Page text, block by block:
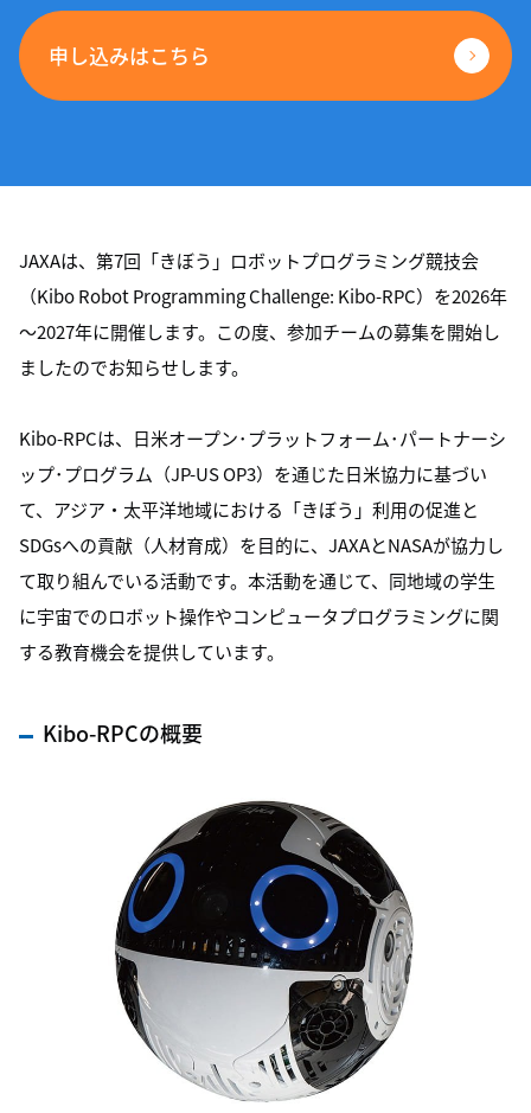
申し込みはこちら
JAXAは、第7回「きぼう」ロボットプログラミング競技会
（Kibo Robot Programming Challenge: Kibo-RPC）を2026年
～2027年に開催します。この度、参加チームの募集を開始し
ましたのでお知らせします。
Kibo-RPCは、日米オープン･プラットフォーム･パートナーシ
ップ･プログラム（JP-US OP3）を通じた日米協力に基づい
て、アジア・太平洋地域における「きぼう」利用の促進と
SDGsへの貢献（人材育成）を目的に、JAXAとNASAが協力し
て取り組んでいる活動です。本活動を通じて、同地域の学生
に宇宙でのロボット操作やコンピュータプログラミングに関
する教育機会を提供しています。
Kibo-RPCの概要